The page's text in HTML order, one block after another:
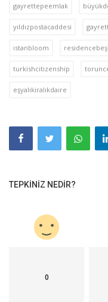
gayrettepeemlak
yıldızpostacaddesi
istanbloom
turkishcitizenship
eşyalıkiralıkdaire
TEPKINIZ NEDIR?
0